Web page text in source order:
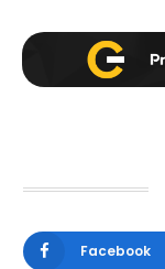
Facebook